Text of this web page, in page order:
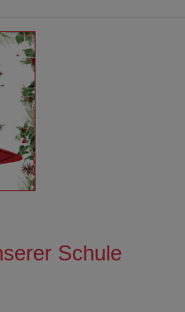
Schule